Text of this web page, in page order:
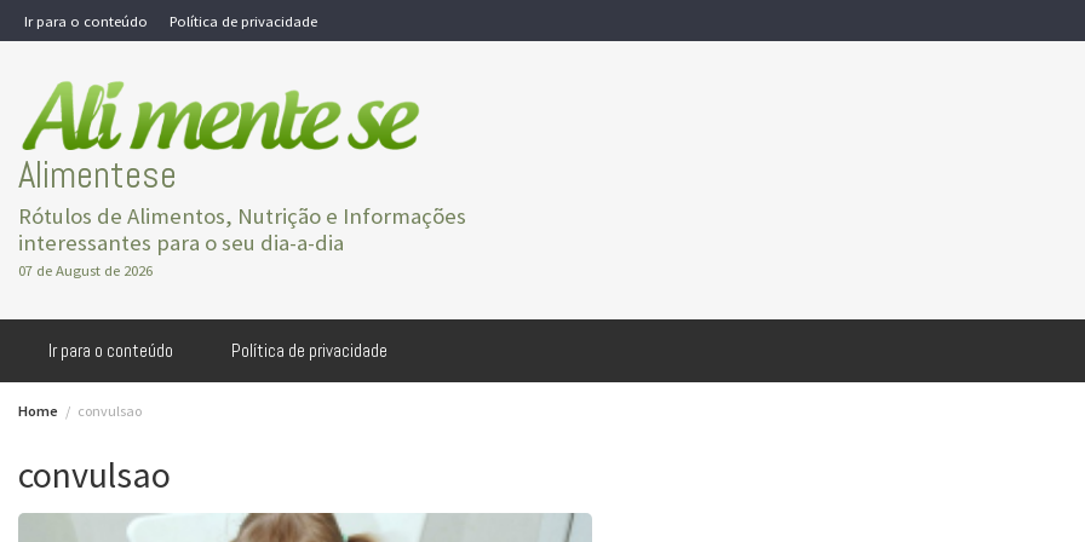
Skip
to
Ir para o conteúdo Política de privacidade
Alimentese
Rótulos de Alimentos, Nutrição e Informações
interessantes para o seu dia-a-dia
07 de August de 2026
Ir para o conteúdo Política de privacidade
Home convulsao
convulsao